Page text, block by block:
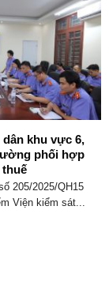
dân khu vực 6,
phối hợp
205/2025/QH15
Viện kiểm sát...